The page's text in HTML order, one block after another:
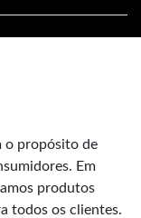
o propósito de
Em
produtos
todos os clientes.